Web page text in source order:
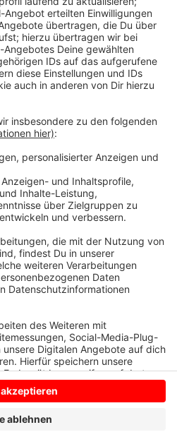
sind ein Beispiel
von Bussen an Bahnhöfe.
zum Bahnhof Mersch
ist bereits ein erster
verbesserte Mobilität.
für Ergebnisse bringt.
Tagen Post von der
Online-Umfrage. Die Frist,
einem Monat. Die Gemeinde
Weil das
geknüpft ist, muss